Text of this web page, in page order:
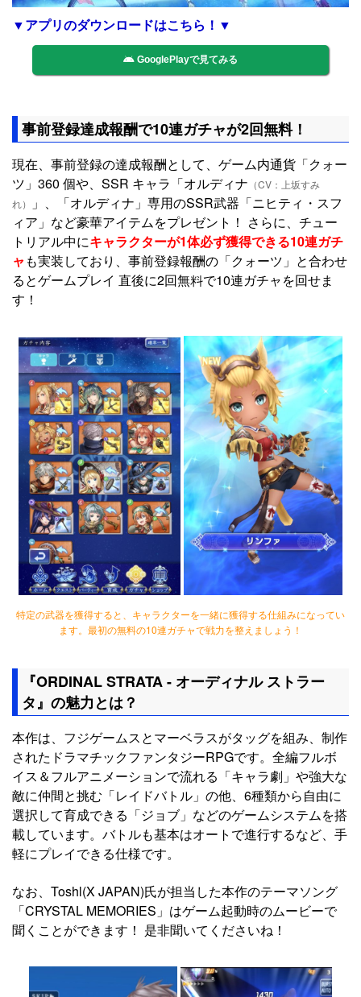
▼アプリのダウンロードはこちら！▼
GooglePlayで見てみる
事前登録達成報酬で10連ガチャが2回無料！
現在、事前登録の達成報酬として、ゲーム内通貨「クォー
ツ」360 個や、SSR キャラ「オルディナ （CV：上坂すみ
れ）
」、「オルディナ」専用のSSR武器「ニヒティ・スフ
ィア」など豪華アイテムをプレゼント！ さらに、チュー
トリアル中にキャラクターが1体必ず獲得できる10連ガチ
ャ も実装しており、事前登録報酬の「クォーツ」と合わせ
るとゲームプレイ 直後に2回無料で10連ガチャを回せま
す！
特定の武器を獲得すると、キャラクターを一緒に獲得する仕組みになってい
ます。最初の無料の10連ガチャで戦力を整えましょう！
『ORDINAL STRATA - オーディナル ストラー
タ』の魅力とは？
本作は、フジゲームスとマーベラスがタッグを組み、制作
されたドラマチックファンタジーRPGです。全編フルボ
イス＆フルアニメーションで流れる「キャラ劇」や強大な
敵に仲間と挑む「レイドバトル」の他、6種類から自由に
選択して育成できる「ジョブ」などのゲームシステムを搭
載しています。バトルも基本はオートで進行するなど、手
軽にプレイできる仕様です。
なお、Toshl(X JAPAN)氏が担当した本作のテーマソング
「CRYSTAL MEMORIES」はゲーム起動時のムービーで
聞くことができます！ 是非聞いてくださいね！